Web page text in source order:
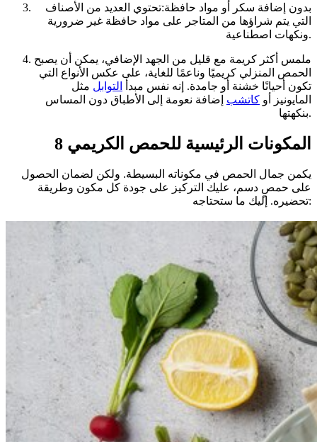
بدون إضافة سكر أو مواد حافظة:تحتوي العديد من الأصناف
التي يتم شراؤها من المتاجر على مواد حافظة غير ضرورية
ونكهات اصطناعية.
ملمس أكثر كريمة مع قليل من الجهد الإضافي، يمكن أن يصبح
الحمص المنزلي كريميًا وناعمًا للغاية، على عكس الأنواع التي
تكون أحيانًا خشنة أو جامدة. إنه نفس مبدأ
التوابل مثل
المايونيز أو كاتشب إضافة نعومة إلى الأطباق دون المساس
بنكهتها.
8 المكونات الرئيسية للحمص الكريمي
يكمن جمال الحمص في مكوناته البسيطة. ولكن لضمان الحصول
على حمصٍ دسم، عليك التركيز على جودة كل مكون وطريقة
تحضيره. إليك ما ستحتاجه: